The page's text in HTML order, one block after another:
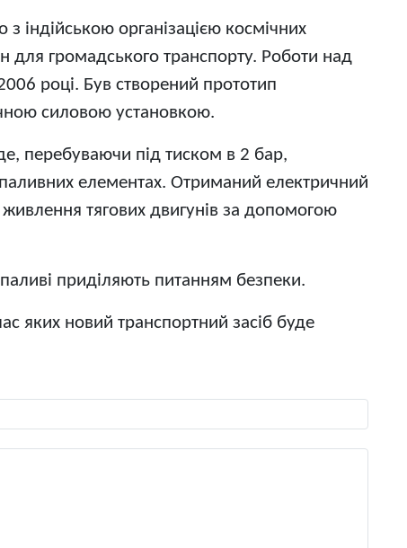
індійською організацією космічних
для громадського транспорту. Роботи над
році. Був створений прототип
силовою установкою.
перебуваючи під тиском в 2 бар,
елементах. Отриманий електричний
тягових двигунів за допомогою
приділяють питанням безпеки.
яких новий транспортний засіб буде